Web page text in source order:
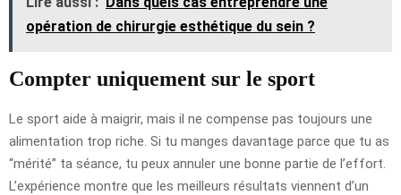
opération de chirurgie esthétique du sein ?
Compter uniquement sur le sport
Le sport aide à maigrir, mais il ne compense pas toujours une
alimentation trop riche. Si tu manges davantage parce que tu as
“mérité” ta séance, tu peux annuler une bonne partie de l’effort.
L’expérience montre que les meilleurs résultats viennent d’un